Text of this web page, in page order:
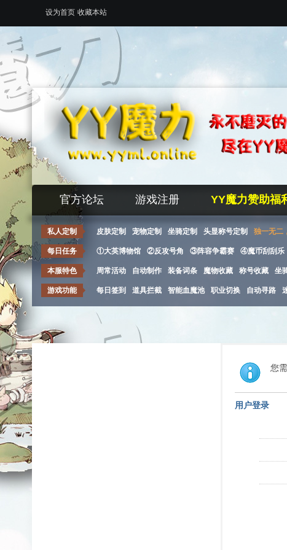
设为首页 收藏本站
官方论坛 游戏注册 YY魔力赞助福
私人定制 皮肤定制 宠物定制 坐骑定制 头显称号定制 独一无二
每日任务 ①大英博物馆 ②反攻号角 ③阵容争霸赛 ④魔币刮刮乐
本服特色 周常活动 自动制作 装备词条 魔物收藏 称号收藏 坐
游戏功能 每日签到 道具拦截 智能血魔池 职业切换 自动寻路
您
用户登录